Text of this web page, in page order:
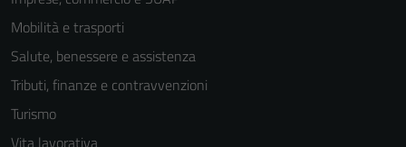
Mobilità e trasporti
Salute, benessere e assistenza
Tributi, finanze e contravvenzioni
Turismo
Vita lavorativa